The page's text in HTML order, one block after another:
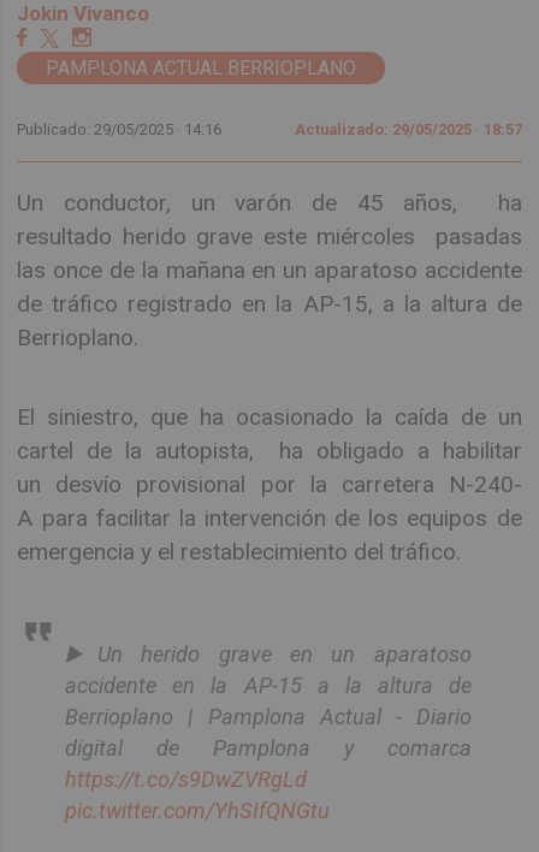
Jokin Vivanco
PAMPLONA ACTUAL BERRIOPLANO
Publicado: 29/05/2025 · 14:16 Actualizado: 29/05/2025 · 18:57
Un conductor, un varón de 45 años, ha
resultado herido grave este miércoles pasadas
las once de la mañana en un aparatoso accidente
de tráfico registrado en la AP-15, a la altura de
Berrioplano.
El siniestro, que ha ocasionado la caída de un
cartel de la autopista, ha obligado a habilitar
un desvío provisional por la carretera N-240-
A para facilitar la intervención de los equipos de
emergencia y el restablecimiento del tráfico.
▶️Un herido grave en un aparatoso
accidente en la AP-15 a la altura de
Berrioplano | Pamplona Actual - Diario
digital de Pamplona y comarca
https://t.co/s9DwZVRgLd
pic.twitter.com/YhSIfQNGtu